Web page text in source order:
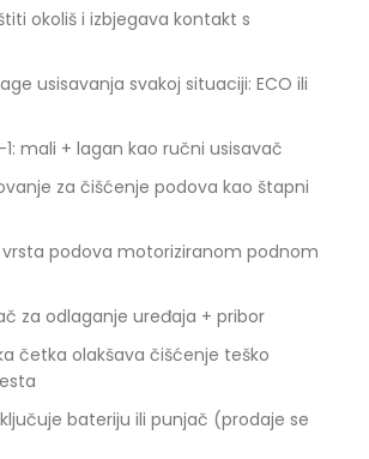
okoliš i izbjegava kontakt s
usisavanja svakoj situaciji: ECO ili
mali + lagan kao ručni usisavač
za čišćenje podova kao štapni
vrsta podova motoriziranom podnom
za odlaganje uređaja + pribor
četka olakšava čišćenje teško
bateriju ili punjač (prodaje se